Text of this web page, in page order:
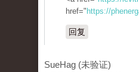
href=" https://
回复
SueHag (未验证)